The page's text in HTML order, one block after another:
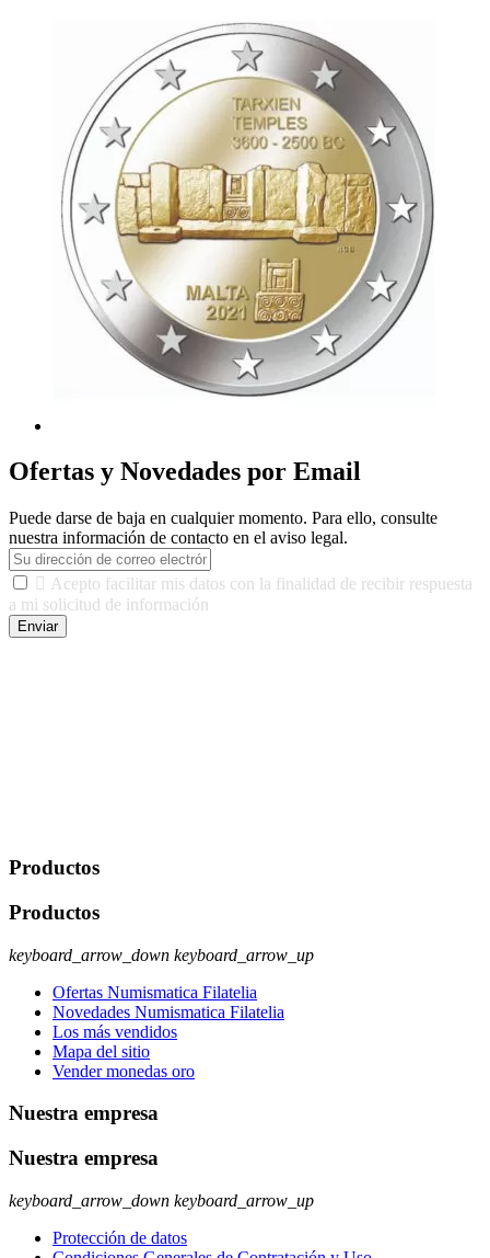
Ofertas y Novedades por Email
Puede darse de baja en cualquier momento. Para ello, consulte
nuestra información de contacto en el aviso legal.
 Acepto facilitar mis datos con la finalidad de recibir respuesta
a mi solicitud de información
Enviar
Productos
Productos
keyboard_arrow_down keyboard_arrow_up
Ofertas Numismatica Filatelia
Novedades Numismatica Filatelia
Los más vendidos
Mapa del sitio
Vender monedas oro
Nuestra empresa
Nuestra empresa
keyboard_arrow_down keyboard_arrow_up
Protección de datos